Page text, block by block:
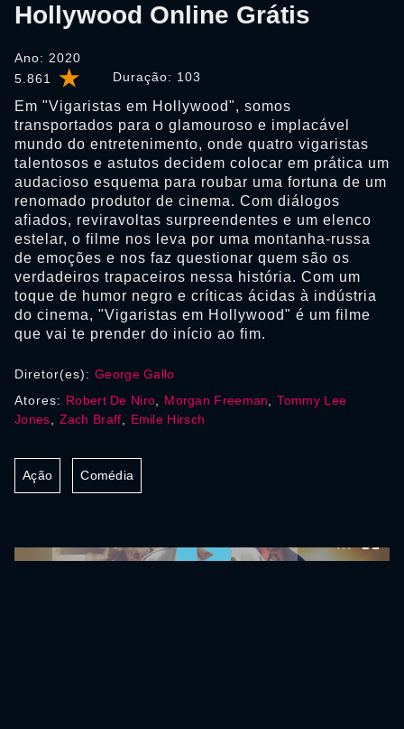
5.861 Duração: 103
Hollywood Online Grátis
Ano: 2020
Em "Vigaristas em Hollywood", somos
transportados para o glamouroso e implacável
mundo do entretenimento, onde quatro vigaristas
talentosos e astutos decidem colocar em prática um
audacioso esquema para roubar uma fortuna de um
renomado produtor de cinema. Com diálogos
afiados, reviravoltas surpreendentes e um elenco
estelar, o filme nos leva por uma montanha-russa
de emoções e nos faz questionar quem são os
verdadeiros trapaceiros nessa história. Com um
toque de humor negro e críticas ácidas à indústria
do cinema, "Vigaristas em Hollywood" é um filme
que vai te prender do início ao fim.
Diretor(es): George Gallo
Atores: Robert De Niro Morgan Freeman ,Tommy Lee
Jones
Zach Braff Emile Hirsch
Ação Comédia